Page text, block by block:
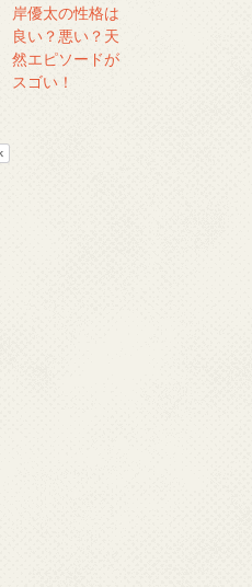
岸優太の性格は
良い？悪い？天
然エピソードが
スゴい！